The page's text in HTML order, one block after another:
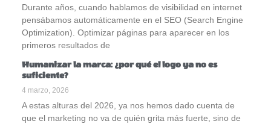
Durante años, cuando hablamos de visibilidad en internet
pensábamos automáticamente en el SEO (Search Engine
Optimization). Optimizar páginas para aparecer en los
primeros resultados de
Humanizar la marca: ¿por qué el logo ya no es
suficiente?
4 marzo, 2026
A estas alturas del 2026, ya nos hemos dado cuenta de
que el marketing no va de quién grita más fuerte, sino de